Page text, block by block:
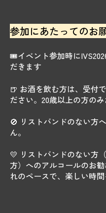
参加にあたってのお
🎟️イベント参加時に
だきます
🍺 お酒を飲む方は、受付
ださい。20歳以上の方のみ
🚫 リストバンドのない方
ん。
💛 リストバンドのない方
方）へのアルコールのお
れのペースで、楽しい時間